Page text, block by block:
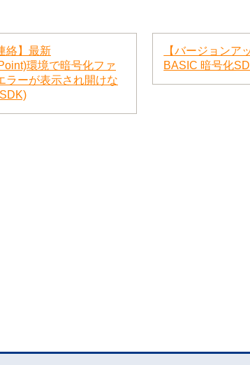
絡】最新
環境で暗号化ファ
ラーが表示され開けな
【バージョンア
BASIC 暗号化